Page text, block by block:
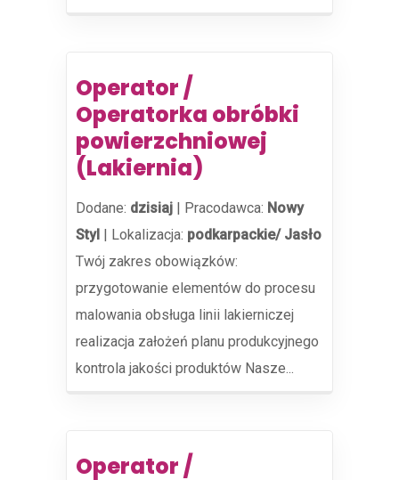
Operator /
Operatorka obróbki
powierzchniowej
(Lakiernia)
Dodane: dzisiaj | Pracodawca: Nowy
Styl | Lokalizacja: podkarpackie/ Jasło
Twój zakres obowiązków:
przygotowanie elementów do procesu
malowania obsługa linii lakierniczej
realizacja założeń planu produkcyjnego
kontrola jakości produktów Nasze...
Operator /